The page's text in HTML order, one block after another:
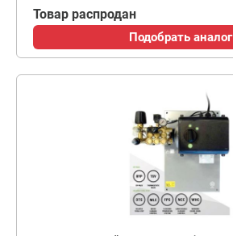
Товар распродан
Подобрать аналог